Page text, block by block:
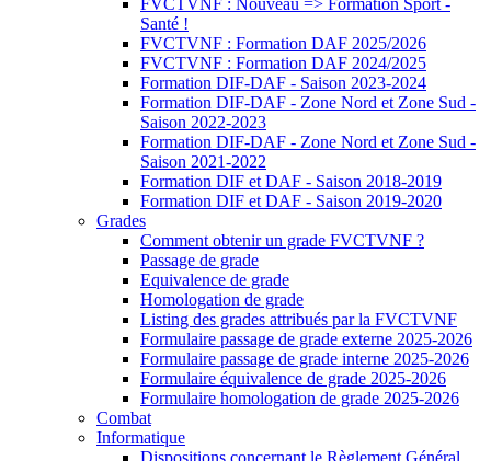
Santé !
FVCTVNF : Formation DAF 2025/2026
FVCTVNF : Formation DAF 2024/2025
Formation DIF-DAF - Saison 2023-2024
Formation DIF-DAF - Zone Nord et Zone Sud -
Saison 2022-2023
Formation DIF-DAF - Zone Nord et Zone Sud -
Saison 2021-2022
Formation DIF et DAF - Saison 2018-2019
Formation DIF et DAF - Saison 2019-2020
Grades
Comment obtenir un grade FVCTVNF ?
Passage de grade
Equivalence de grade
Homologation de grade
Listing des grades attribués par la FVCTVNF
Formulaire passage de grade externe 2025-2026
Formulaire passage de grade interne 2025-2026
Formulaire équivalence de grade 2025-2026
Formulaire homologation de grade 2025-2026
Combat
Informatique
Dispositions concernant le Règlement Général